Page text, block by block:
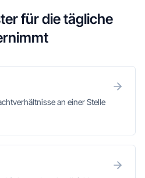
für die tägliche
an einer Stelle